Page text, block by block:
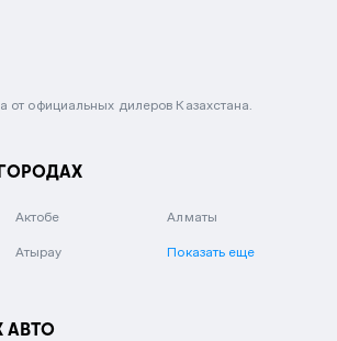
от официальных дилеров Казахстана.
Актобе Алматы
Атырау Показать еще
АВТО